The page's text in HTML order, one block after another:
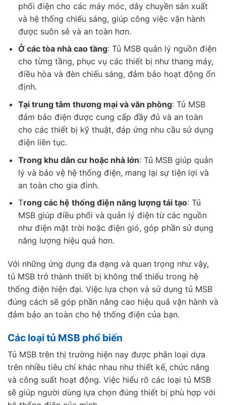
phối điện cho các máy móc, dây chuyền sản xuất
và hệ thống chiếu sáng, giúp công việc vận hành
được suôn sẻ và an toàn hơn.
Ở các tòa nhà cao tầng: Tủ MSB quản lý nguồn điện
cho từng tầng, phục vụ các thiết bị như thang máy,
điều hòa và đèn chiếu sáng, đảm bảo hoạt động ổn
định.
Tại trung tâm thương mại và văn phòng: Tủ MSB
đảm bảo điện được cung cấp đầy đủ và an toàn
cho các thiết bị kỹ thuật, đáp ứng nhu cầu sử dụng
điện liên tục.
Trong khu dân cư hoặc nhà lớn: Tủ MSB giúp quản
lý và bảo vệ hệ thống điện, mang lại sự tiện lợi và
an toàn cho gia đình.
Trong các hệ thống điện năng lượng tái tạo: Tủ
MSB giúp điều phối và quản lý điện từ các nguồn
như điện mặt trời hoặc điện gió, góp phần sử dụng
năng lượng hiệu quả hơn.
Với những ứng dụng đa dạng và quan trọng như vậy,
tủ MSB trở thành thiết bị không thể thiếu trong hệ
thống điện hiện đại. Việc lựa chọn và sử dụng tủ MSB
đúng cách sẽ góp phần nâng cao hiệu quả vận hành và
đảm bảo an toàn cho hệ thống điện của bạn.
Các loại tủ MSB phổ biến
Tủ MSB trên thị trường hiện nay được phân loại dựa
trên nhiều tiêu chí khác nhau như thiết kế, chức năng
và công suất hoạt động. Việc hiểu rõ các loại tủ MSB
sẽ giúp người dùng lựa chọn đúng thiết bị phù hợp với